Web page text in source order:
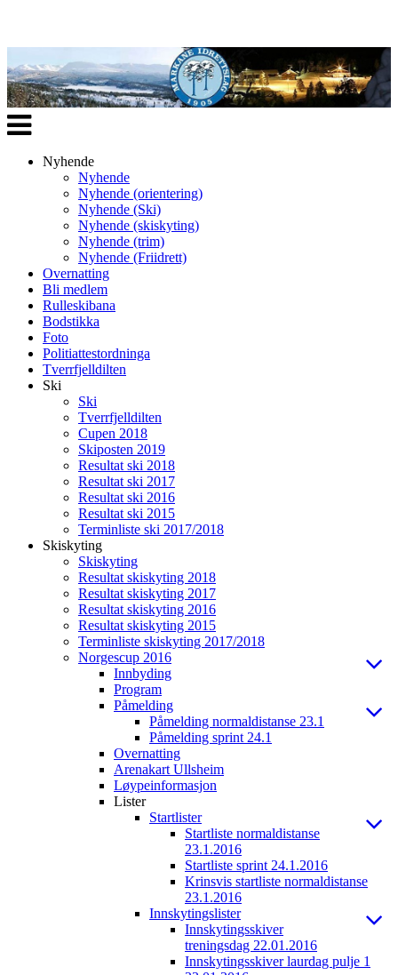
Veksle
navigasjon
Nyhende
Nyhende
Nyhende (orientering)
Nyhende (Ski)
Nyhende (skiskyting)
Nyhende (trim)
Nyhende (Friidrett)
Overnatting
Bli medlem
Rulleskibana
Bodstikka
Foto
Politiattestordninga
Tverrfjelldilten
Ski
Ski
Tverrfjelldilten
Cupen 2018
Skiposten 2019
Resultat ski 2018
Resultat ski 2017
Resultat ski 2016
Resultat ski 2015
Terminliste ski 2017/2018
Skiskyting
Skiskyting
Resultat skiskyting 2018
Resultat skiskyting 2017
Resultat skiskyting 2016
Resultat skiskyting 2015
Terminliste skiskyting 2017/2018
Norgescup 2016
Innbyding
Program
Påmelding
Påmelding normaldistanse 23.1
Påmelding sprint 24.1
Overnatting
Arenakart Ullsheim
Løypeinformasjon
Lister
Startlister
Startliste normaldistanse
23.1.2016
Startliste sprint 24.1.2016
Krinsvis startliste normaldistanse
23.1.2016
Innskytingslister
Innskytingsskiver
treningsdag 22.01.2016
Innskytingsskiver laurdag pulje 1